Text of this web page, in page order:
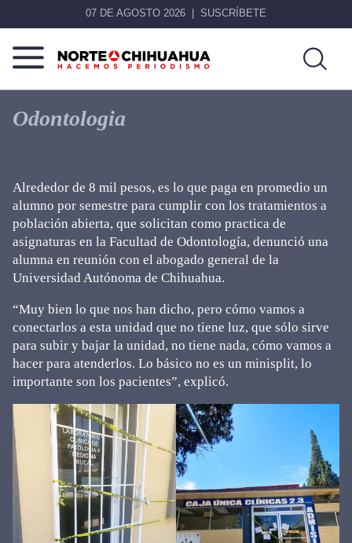
07 DE AGOSTO 2026 SUSCRÍBETE
Norte
De
Chihuahua
Más
que
noticias,
Odontologia
Alrededor de 8 mil pesos, es lo que paga en promedio un
alumno por semestre para cumplir con los tratamientos a
población abierta, que solicitan como practica de
asignaturas en la Facultad de Odontología, denunció una
alumna en reunión con el abogado general de la
Universidad Autónoma de Chihuahua.
“Muy bien lo que nos han dicho, pero cómo vamos a
conectarlos a esta unidad que no tiene luz, que sólo sirve
para subir y bajar la unidad, no tiene nada, cómo vamos a
hacer para atenderlos. Lo básico no es un minisplit, lo
importante son los pacientes”, explicó.